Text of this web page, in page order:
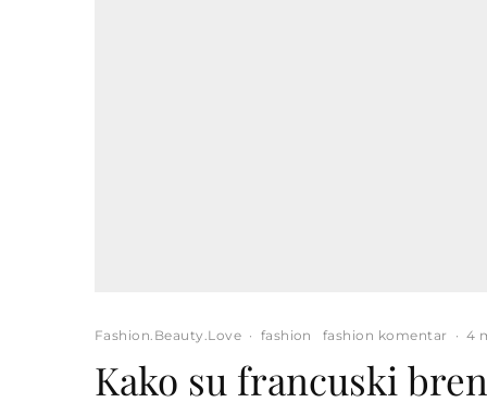
Fashion.Beauty.Love · fashion fashion komentar · 4
Kako su francuski